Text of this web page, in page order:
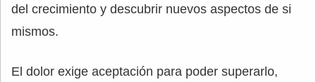
del crecimiento y descubrir nuevos aspectos de si
mismos.
El dolor exige aceptación para poder superarlo,